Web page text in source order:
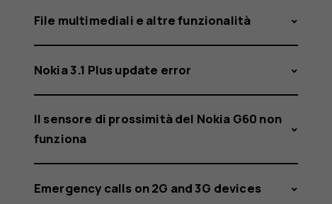
File multimediali e altre funzionalità
Nokia 3.1 Plus update error
Il sensore di prossimità del Nokia G60 non
funziona
Emergency calls on 2G and 3G devices